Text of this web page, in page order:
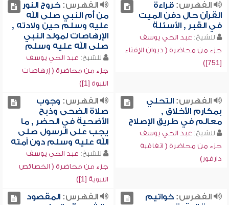
الفهرس:قراءة
القرآن حال دفن الميت
في القبر , الأسئلة
للشيخ: عبد الحي يوسف
جزء من محاضرة ( ديوان الإفتاء
[751])
الفهرس:خروج النور
من أم النبي صلى الله
عليه وسلم حين ولادته ,
الإرهاصات لمولد النبي
صلى الله عليه وسلم
للشيخ: عبد الحي يوسف
جزء من محاضرة ( إرهاصات
النبوة [1])
الفهرس:التحلي
بمكارم الأخلاق ,
معالم في طريق الإصلاح
للشيخ: عبد الحي يوسف
جزء من محاضرة ( اتفاقية
دارفور)
الفهرس: وجوب
صلاة الضحى وذبح
الأضحية في الحضر , ما
يجب على الرسول صلى
الله عليه وسلم دون أمته
للشيخ: عبد الحي يوسف
جزء من محاضرة ( الخصائص
النبوية [1])
الفهرس:خواتيم
الفهرس:المقصود